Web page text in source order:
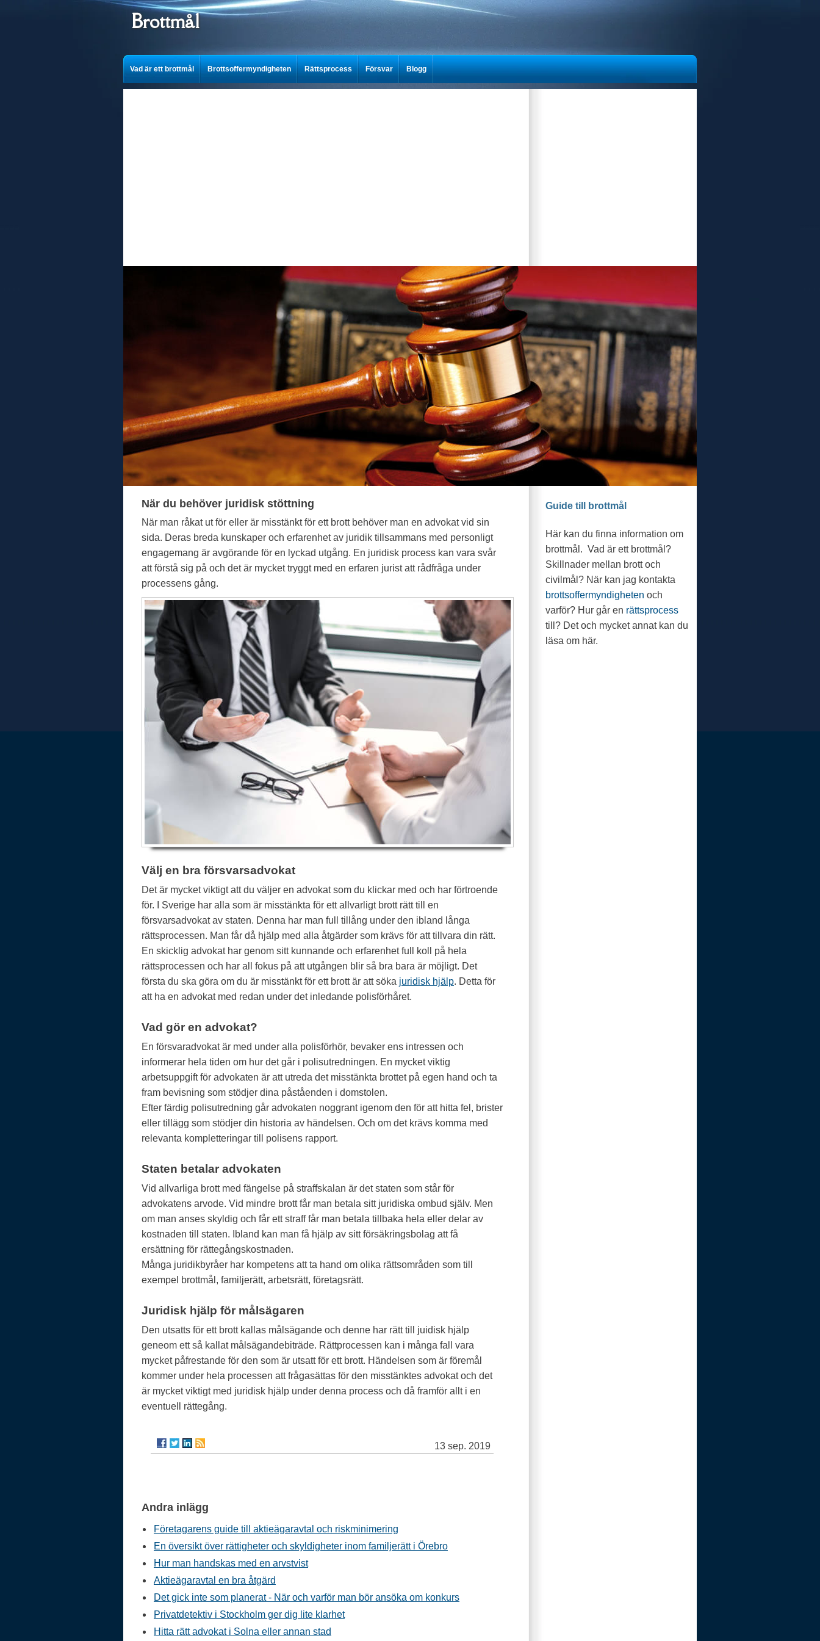
Brottmål
Vad är ett brottmål Brottsoffermyndigheten Rättsprocess Försvar Blogg
När du behöver juridisk stöttning
När man råkat ut för eller är misstänkt för ett brott behöver man en advokat vid sin
sida. Deras breda kunskaper och erfarenhet av juridik tillsammans med personligt
engagemang är avgörande för en lyckad utgång. En juridisk process kan vara svår
att förstå sig på och det är mycket tryggt med en erfaren jurist att rådfråga under
processens gång.
Välj en bra försvarsadvokat
Det är mycket viktigt att du väljer en advokat som du klickar med och har förtroende
för. I Sverige har alla som är misstänkta för ett allvarligt brott rätt till en
försvarsadvokat av staten. Denna har man full tillång under den ibland långa
rättsprocessen. Man får då hjälp med alla åtgärder som krävs för att tillvara din rätt.
En skicklig advokat har genom sitt kunnande och erfarenhet full koll på hela
rättsprocessen och har all fokus på att utgången blir så bra bara är möjligt. Det
första du ska göra om du är misstänkt för ett brott är att söka juridisk hjälp. Detta för
att ha en advokat med redan under det inledande polisförhåret.
Vad gör en advokat?
En försvaradvokat är med under alla polisförhör, bevaker ens intressen och
informerar hela tiden om hur det går i polisutredningen. En mycket viktig
arbetsuppgift för advokaten är att utreda det misstänkta brottet på egen hand och ta
fram bevisning som stödjer dina påståenden i domstolen.
Efter färdig polisutredning går advokaten noggrant igenom den för att hitta fel, brister
eller tillägg som stödjer din historia av händelsen. Och om det krävs komma med
relevanta kompletteringar till polisens rapport.
Staten betalar advokaten
Vid allvarliga brott med fängelse på straffskalan är det staten som står för
advokatens arvode. Vid mindre brott får man betala sitt juridiska ombud själv. Men
om man anses skyldig och får ett straff får man betala tillbaka hela eller delar av
kostnaden till staten. Ibland kan man få hjälp av sitt försäkringsbolag att få
ersättning för rättegångskostnaden.
Många juridikbyråer har kompetens att ta hand om olika rättsområden som till
exempel brottmål, familjerätt, arbetsrätt, företagsrätt.
Juridisk hjälp för målsägaren
Den utsatts för ett brott kallas målsägande och denne har rätt till juidisk hjälp
geneom ett så kallat målsägandebiträde. Rättprocessen kan i många fall vara
mycket påfrestande för den som är utsatt för ett brott. Händelsen som är föremål
kommer under hela processen att frågasättas för den misstänktes advokat och det
är mycket viktigt med juridisk hjälp under denna process och då framför allt i en
eventuell rättegång.
13 sep. 2019
Andra inlägg
Företagarens guide till aktieägaravtal och riskminimering
En översikt över rättigheter och skyldigheter inom familjerätt i Örebro
Hur man handskas med en arvstvist
Aktieägaravtal en bra åtgärd
Det gick inte som planerat - När och varför man bör ansöka om konkurs
Privatdetektiv i Stockholm ger dig lite klarhet
Hitta rätt advokat i Solna eller annan stad
Guide till brottmål
Här kan du finna information om
brottmål. Vad är ett brottmål?
Skillnader mellan brott och
civilmål? När kan jag kontakta
brottsoffermyndigheten och
varför? Hur går en rättsprocess
till? Det och mycket annat kan du
läsa om här.